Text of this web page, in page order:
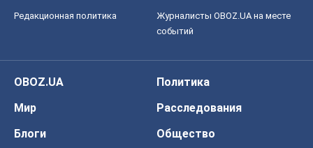
Редакционная политика
Журналисты OBOZ.UA на месте
событий
OBOZ.UA
Политика
Мир
Расследования
Блоги
Общество